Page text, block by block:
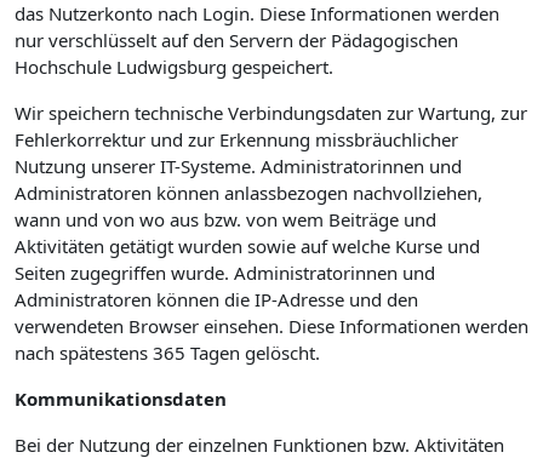
das Nutzerkonto nach Login. Diese Informationen werden
nur verschlüsselt auf den Servern der Pädagogischen
Hochschule Ludwigsburg gespeichert.
Wir speichern technische Verbindungsdaten zur Wartung, zur
Fehlerkorrektur und zur Erkennung missbräuchlicher
Nutzung unserer IT-Systeme. Administratorinnen und
Administratoren können anlassbezogen nachvollziehen,
wann und von wo aus bzw. von wem Beiträge und
Aktivitäten getätigt wurden sowie auf welche Kurse und
Seiten zugegriffen wurde. Administratorinnen und
Administratoren können die IP-Adresse und den
verwendeten Browser einsehen. Diese Informationen werden
nach spätestens 365 Tagen gelöscht.
Kommunikationsdaten
Bei der Nutzung der einzelnen Funktionen bzw. Aktivitäten